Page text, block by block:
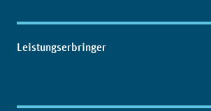
Leistungserbringer